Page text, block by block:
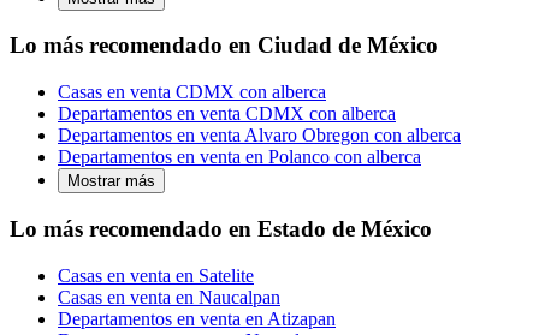
Lo más recomendado en Ciudad de México
Casas en venta CDMX con alberca
Departamentos en venta CDMX con alberca
Departamentos en venta Alvaro Obregon con alberca
Departamentos en venta en Polanco con alberca
Mostrar más
Lo más recomendado en Estado de México
Casas en venta en Satelite
Casas en venta en Naucalpan
Departamentos en venta en Atizapan